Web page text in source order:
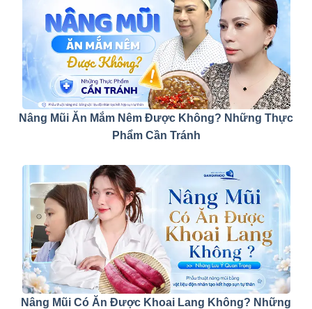
Nâng Mũi Ăn Mắm Nêm Được Không? Những Thực
Phẩm Cần Tránh
Nâng Mũi Có Ăn Được Khoai Lang Không? Những